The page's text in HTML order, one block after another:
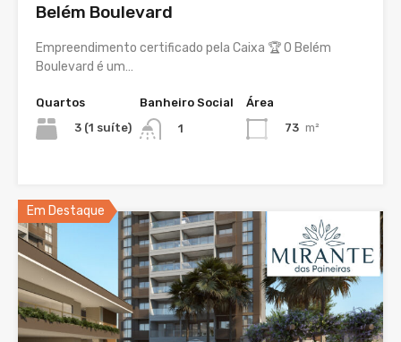
Belém Boulevard
Empreendimento certificado pela Caixa 🏆 O Belém
Boulevard é um…
Quartos
3 (1 suíte)
Banheiro Social
1
Área
73 m²
Em Destaque